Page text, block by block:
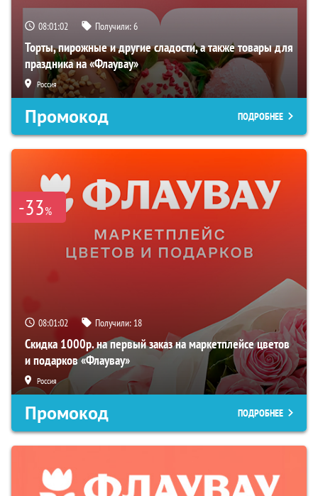
08:01:02 Получили:6
Торты, пирожные и другие сладости, а также товары для
праздника на «Флаувау»
Россия
Промокод ПОДРОБНЕЕ
-33%
08:01:02 Получили: 18
Скидка 1000р. на первый заказ на маркетплейсе цветов
и подарков «Флаувау»
Россия
Промокод ПОДРОБНЕЕ